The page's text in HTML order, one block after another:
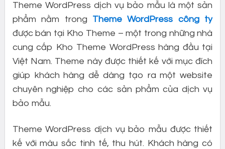
Theme WordPress dịch vụ bảo mẫu là một sản
phẩm nằm trong Theme WordPress công ty
được bán tại Kho Theme – một trong những nhà
cung cấp Kho Theme WordPress hàng đầu tại
Việt Nam. Theme này được thiết kế với mục đích
giúp khách hàng dễ dàng tạo ra một website
chuyên nghiệp cho các sản phẩm của dịch vụ
bảo mẫu.
Theme WordPress dịch vụ bảo mẫu được thiết
kế với màu sắc tinh tế, thu hút. Khách hàng có